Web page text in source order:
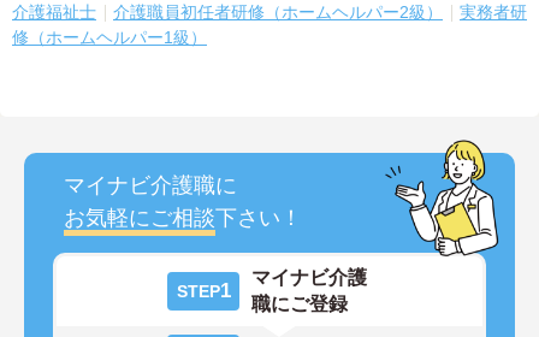
介護福祉士 介護職員初任者研修（ホームヘルパー2級）
実務者研
修（ホームヘルパー1級）
マイナビ介護職に
お気軽にご相談下さい！
STEP1
マイナビ介護
職にご登録